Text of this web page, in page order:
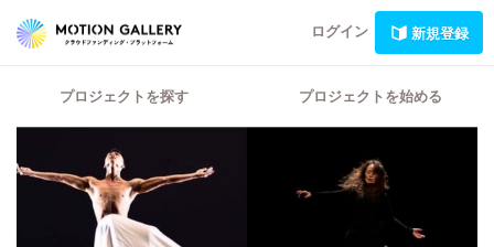
ログイン 新規登録
プロジェクトを探す プロジェクトを始める